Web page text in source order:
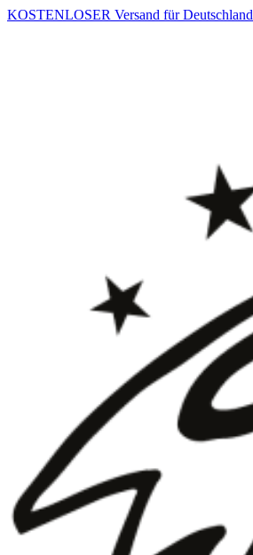
KOSTENLOSER Versand für Deutschland